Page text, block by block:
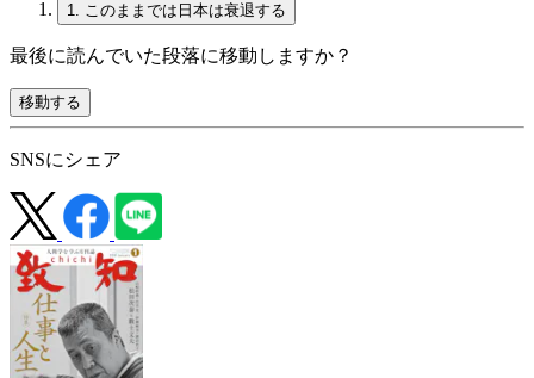
1. このままでは日本は衰退する
最後に読んでいた段落に移動しますか？
移動する
SNSにシェア